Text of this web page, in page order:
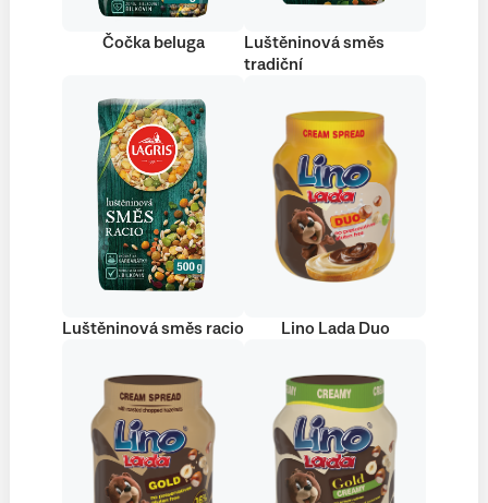
Čočka beluga
Luštěninová směs
tradiční
Luštěninová směs racio Lino Lada Duo